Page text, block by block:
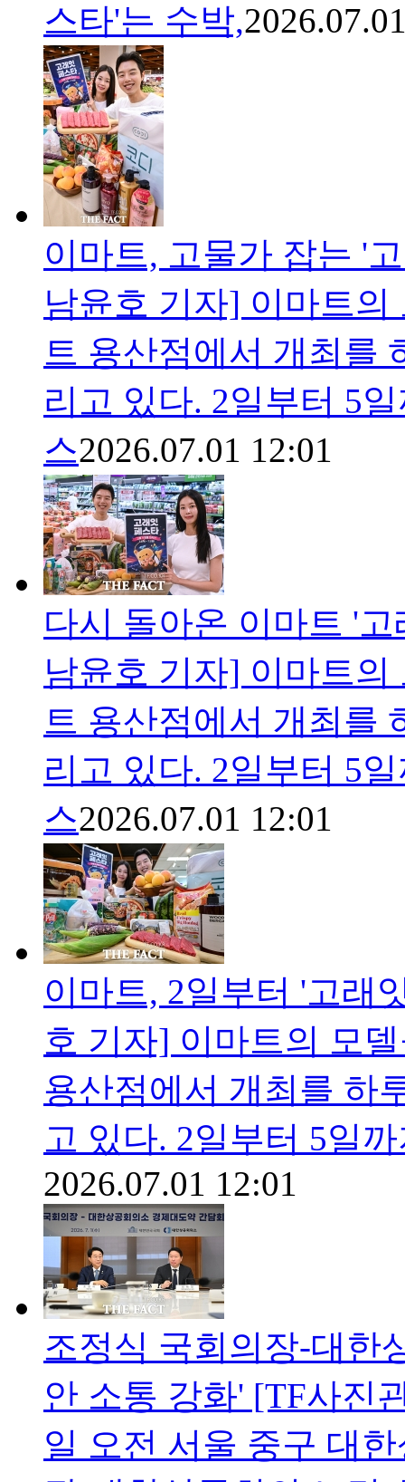
스타'는 수박,
이마트, 고물가 잡는 '
남윤호 기자] 이마트
트 용산점에서 개최를
리고 있다. 2일부터 5
스2026.07.01 12:01
다시 돌아온 이마트 '
남윤호 기자] 이마트
트 용산점에서 개최를
리고 있다. 2일부터 5
스2026.07.01 12:01
이마트, 2일부터 '고래
호 기자] 이마트의 모
용산점에서 개최를 하
고 있다. 2일부터 5일
2026.07.01 12:01
조정식 국회의장-대한
안 소통 강화' [TF사진
일 오전 서울 중구 대